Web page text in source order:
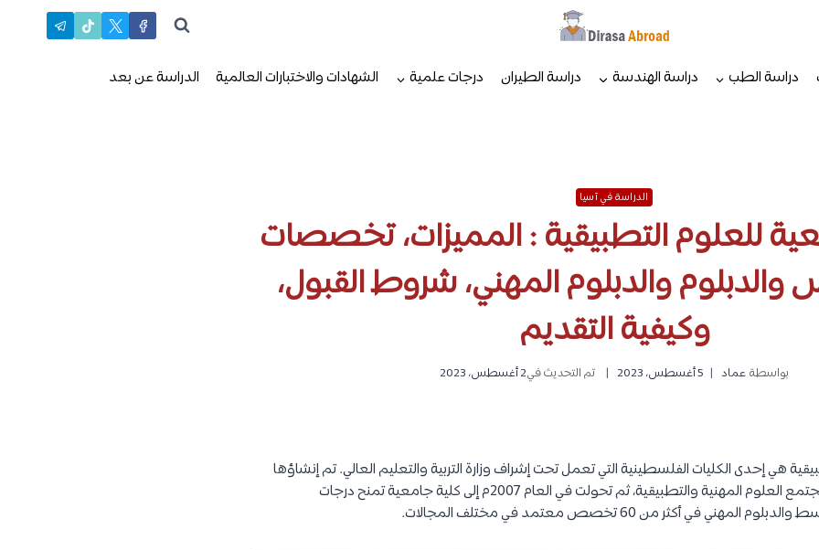
دراسة الطب دراسة الهندسة دراسة الطيران درجات علمية الشهادات والاختبارات العالمية الدراسة عن بعد
الدراسة في آسيا
للعلوم التطبيقية : المميزات، تخصصات
والدبلوم والدبلوم المهني، شروط القبول،
وكيفية التقديم
بواسطة عماد 5 أغسطس، 2023 تم التحديث في2 أغسطس، 2023
هي إحدى الكليات الفلسطينية التي تعمل تحت إشراف وزارة التربية والتعليم العالي. تم إنشاؤها
عام 1998م تحت اسم كلية مجتمع العلوم المهنية والتطبيقية، ثم تحولت في العام 2007م إلى كلية جامعية تمنح درجات
في أكثر من 60 تخصص معتمد في مختلف المجالات.